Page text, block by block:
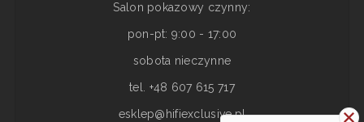
Salon pokazowy czynny:
pon-pt: 9:00 - 17:00
sobota nieczynne
tel. +48 607 615 717
esklep@hifiexclusive.pl